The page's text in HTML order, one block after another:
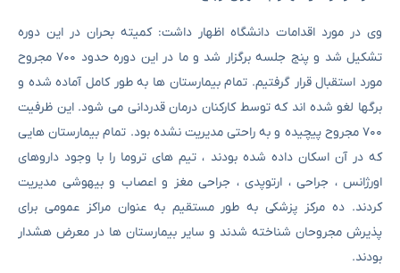
وی در مورد اقدامات دانشگاه اظهار داشت: کمیته بحران در این دوره
تشکیل شد و پنج جلسه برگزار شد و ما در این دوره حدود ۷۰۰ مجروح
مورد استقبال قرار گرفتیم. تمام بیمارستان ها به طور کامل آماده شده و
برگها لغو شده اند که توسط کارکنان درمان قدردانی می شود. این ظرفیت
۷۰۰ مجروح پیچیده و به راحتی مدیریت نشده بود. تمام بیمارستان هایی
که در آن اسکان داده شده بودند ، تیم های تروما را با وجود داروهای
اورژانس ، جراحی ، ارتوپدی ، جراحی مغز و اعصاب و بیهوشی مدیریت
کردند. ده مرکز پزشکی به طور مستقیم به عنوان مراکز عمومی برای
پذیرش مجروحان شناخته شدند و سایر بیمارستان ها در معرض هشدار
بودند.